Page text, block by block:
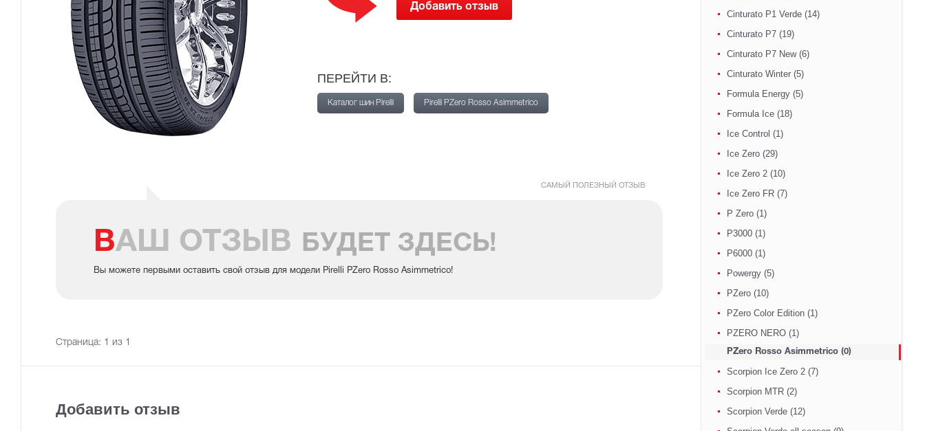
Добавить отзыв
ПЕРЕЙТИ В:
Каталог шин Pirelli Pirelli PZero Rosso Asimmetrico
САМЫЙ ПОЛЕЗНЫЙ ОТЗЫВ
ВАШ ОТЗЫВ БУДЕТ ЗДЕСЬ!
Вы можете первыми оставить свой отзыв для модели Pirelli PZero Rosso Asimmetrico!
Страница: 1 из 1
Добавить отзыв
Cinturato P1 Verde (14)
Cinturato P7 (19)
Cinturato P7 New (6)
Cinturato Winter (5)
Formula Energy (5)
Formula Ice (18)
Ice Control (1)
Ice Zero (29)
Ice Zero 2 (10)
Ice Zero FR (7)
P Zero (1)
P3000 (1)
P6000 (1)
Powergy (5)
PZero (10)
PZero Color Edition (1)
PZERO NERO (1)
PZero Rosso Asimmetrico (0)
Scorpion Ice Zero 2 (7)
Scorpion MTR (2)
Scorpion Verde (12)